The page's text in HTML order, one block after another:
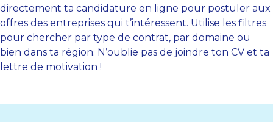
directement ta candidature en ligne pour postuler aux
offres des entreprises qui t’intéressent. Utilise les filtres
pour chercher par type de contrat, par domaine ou
bien dans ta région. N’oublie pas de joindre ton CV et ta
lettre de motivation !